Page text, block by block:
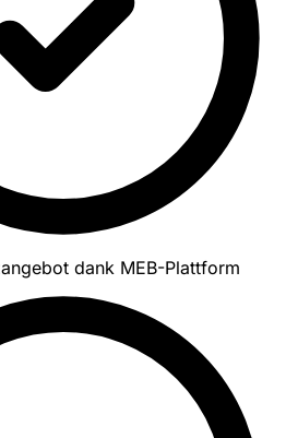
dank MEB-Plattform